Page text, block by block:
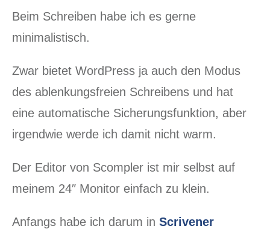
Beim Schreiben habe ich es gerne
minimalistisch.
Zwar bietet WordPress ja auch den Modus
des ablenkungsfreien Schreibens und hat
eine automatische Sicherungsfunktion, aber
irgendwie werde ich damit nicht warm.
Der Editor von Scompler ist mir selbst auf
meinem 24″ Monitor einfach zu klein.
Anfangs habe ich darum in Scrivener